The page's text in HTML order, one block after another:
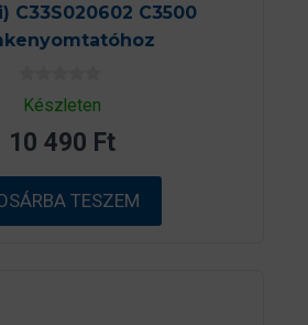
C33S020602 C3500
0
a
b
ő
l
Készleten
10 490 Ft
TESZEM